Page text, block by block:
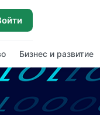
Бизнес и развитие